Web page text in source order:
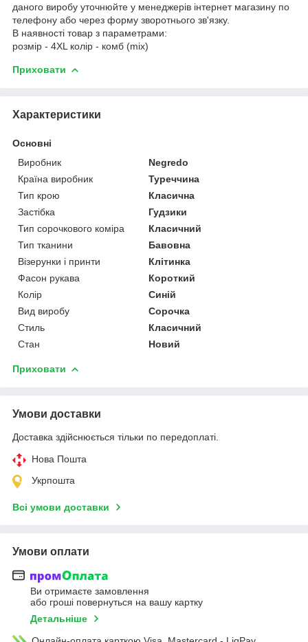
даного виробу уточнюйте у менеджерів інтернет магазину по
телефону або через форму зворотнього зв'язку.
В наявності товар з параметрами:
розмір - 4XL колір - комб (mix)
Приховати
Характеристики
Основні
Виробник
Negredo
Країна виробник
Туреччина
Тип крою
Класична
Застібка
Гудзики
Тип сорочкового коміра
Класичний
Тип тканини
Бавовна
Візерунки і принти
Клітинка
Фасон рукава
Короткий
Колір
Синій
Вид виробу
Сорочка
Стиль
Класичний
Стан
Новий
Приховати
Умови доставки
Доставка здійснюється тільки по передоплаті.
Нова Пошта
Укрпошта
Всі умови доставки
Умови оплати
Ви отримаєте замовлення
або гроші повернуться на вашу картку
Детальніше